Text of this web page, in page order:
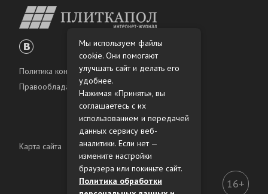
Политика конфиденциальности
Правообладателям
Карта сайта
16+
Мы используем файлы
cookie. Они помогают
улучшать сайт и делать его
удобнее.
Нажимая «Принять», вы
соглашаетесь с их
использованием и передачей
данных сервису веб-
аналитики. Если нет —
измените настройки
браузера или покиньте сайт.
Политика обработки